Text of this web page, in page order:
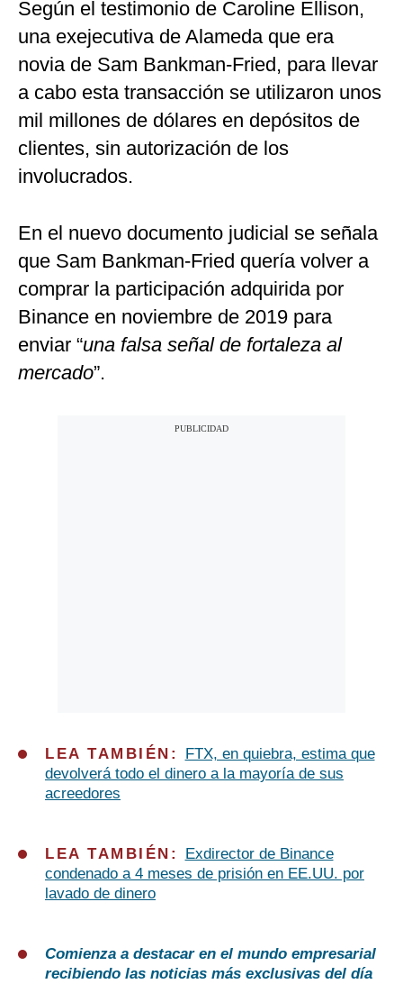
Según el testimonio de Caroline Ellison,
una exejecutiva de Alameda que era
novia de Sam Bankman-Fried, para llevar
a cabo esta transacción se utilizaron unos
mil millones de dólares en depósitos de
clientes, sin autorización de los
involucrados.
En el nuevo documento judicial se señala
que Sam Bankman-Fried quería volver a
comprar la participación adquirida por
Binance en noviembre de 2019 para
enviar “una falsa señal de fortaleza al
mercado”.
LEA TAMBIÉN:
FTX, en quiebra, estima que
devolverá todo el dinero a la mayoría de sus
acreedores
LEA TAMBIÉN:
Exdirector de Binance
condenado a 4 meses de prisión en EE.UU. por
lavado de dinero
Comienza a destacar en el mundo empresarial
recibiendo las noticias más exclusivas del día